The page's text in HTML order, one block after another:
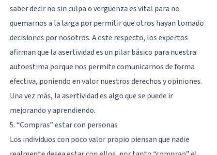
saber decir no sin culpa o vergüenza es vital para no
quemarnos a la larga por permitir que otros hayan tomado
decisiones por nosotros. A este respecto, los expertos
afirman que la asertividad es un pilar básico para nuestra
autoestima porque nos permite comunicarnos de forma
efectiva, poniendo en valor nuestros derechos y opiniones.
Una vez más, la asertividad es algo que se puede ir
mejorando y aprendiendo.
5. “Compras” estar con personas
Los individuos con poco valor propio piensan que nadie